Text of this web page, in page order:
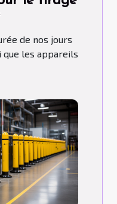
de nos jours
les appareils